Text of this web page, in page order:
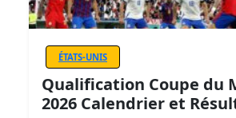
ÉTATS-UNIS
Qualification Coupe du
2026 Calendrier et